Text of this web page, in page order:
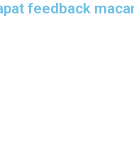
feedback